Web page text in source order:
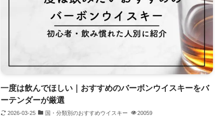
一度は飲んでほしい｜おすすめのバーボンウイスキーをバ
ーテンダーが厳選
2026-03-25 国・分類別のおすすめウイスキー 20059